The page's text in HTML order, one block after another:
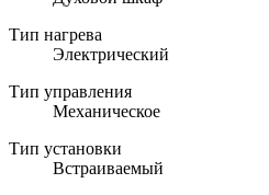
Тип нагрева
Электрический
Тип управления
Механическое
Тип установки
Встраиваемый